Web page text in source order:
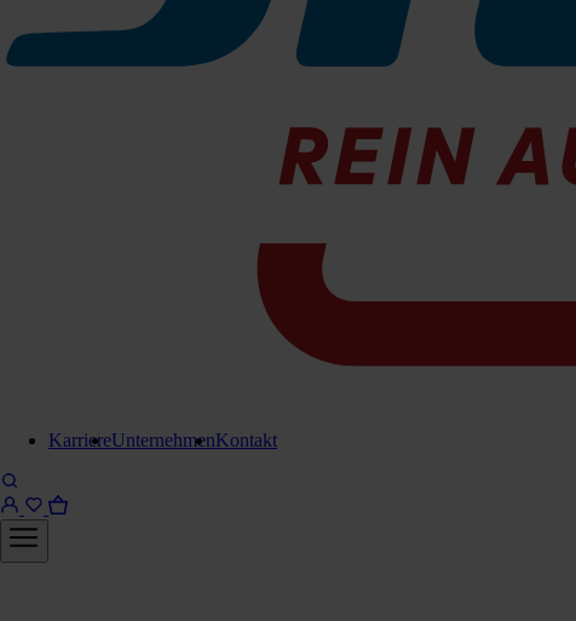
KarriereUnternehmenKontakt
Lieferung in 6-8 Werktagen